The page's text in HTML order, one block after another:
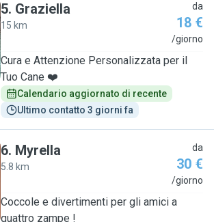
5. Graziella
15 km
da
18 €
/giorno
Cura e Attenzione Personalizzata per il
Tuo Cane ❤️
Calendario aggiornato di recente
Ultimo contatto 3 giorni fa
6. Myrella
5.8 km
da
30 €
/giorno
Coccole e divertimenti per gli amici a
quattro zampe !